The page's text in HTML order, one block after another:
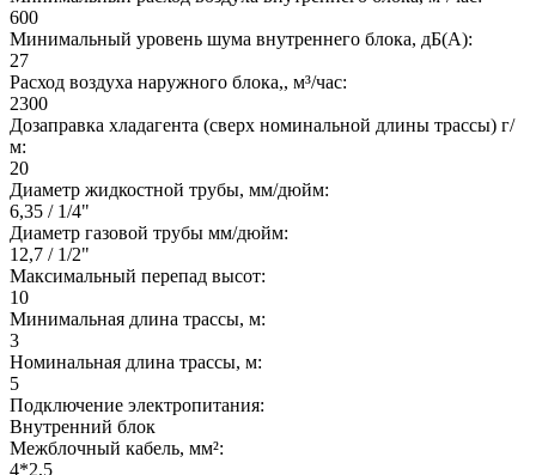
600
Минимальный уровень шума внутреннего блока, дБ(А):
27
Расход воздуха наружного блока,, м³/час:
2300
Дозаправка хладагента (сверх номинальной длины трассы) г/
м:
20
Диаметр жидкостной трубы, мм/дюйм:
6,35 / 1/4"
Диаметр газовой трубы мм/дюйм:
12,7 / 1/2"
Максимальный перепад высот:
10
Минимальная длина трассы, м:
3
Номинальная длина трассы, м:
5
Подключение электропитания:
Внутренний блок
Межблочный кабель, мм²:
4*2,5